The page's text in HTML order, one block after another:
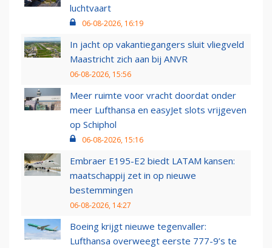
luchtvaart
06-08-2026, 16:19
In jacht op vakantiegangers sluit vliegveld
Maastricht zich aan bij ANVR
06-08-2026, 15:56
Meer ruimte voor vracht doordat onder
meer Lufthansa en easyJet slots vrijgeven
op Schiphol
06-08-2026, 15:16
Embraer E195-E2 biedt LATAM kansen:
maatschappij zet in op nieuwe
bestemmingen
06-08-2026, 14:27
Boeing krijgt nieuwe tegenvaller:
Lufthansa overweegt eerste 777-9’s te